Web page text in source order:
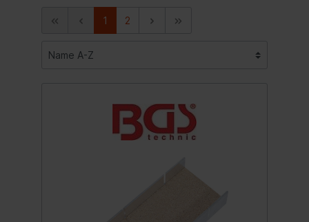
1 2